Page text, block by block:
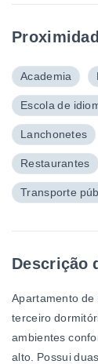
Academia
Escola de
Lanchonetes
Restaurantes
Transporte
Descrição
Apartamento de
terceiro
ambientes
alto. Possui